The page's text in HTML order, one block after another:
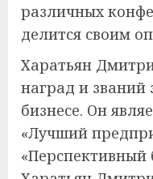
различных
делится своим
Харатьян
наград и званий
бизнесе. Он
«Лучший
«Перспективный